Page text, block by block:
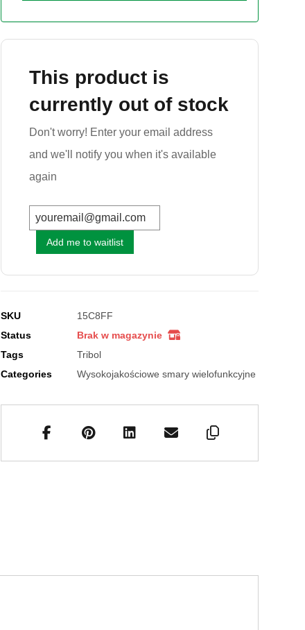
This product is
currently out of stock
Don't worry! Enter your email address
and we'll notify you when it's available
again
Add me to waitlist
SKU
15C8FF
Status
Brak w magazynie
Tags
Tribol
Categories
Wysokojakościowe smary wielofunkcyjne